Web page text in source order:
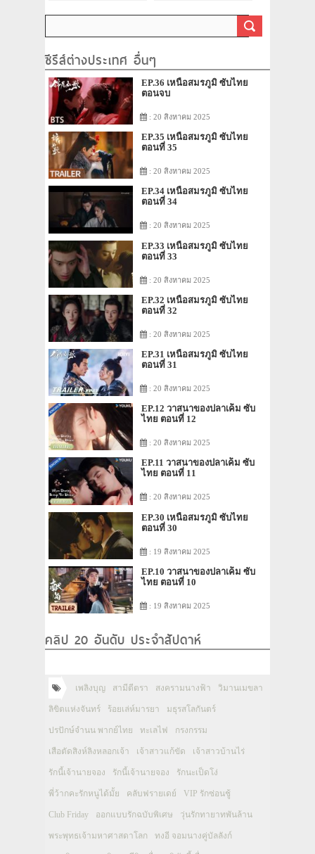
ซีรีส์ต่างประเทศ อื่นๆ
EP.36 เหนือสมรภูมิ ซับไทย
ตอนจบ
: 20 สิงหาคม 2025
EP.35 เหนือสมรภูมิ ซับไทย
ตอนที่ 35
: 20 สิงหาคม 2025
EP.34 เหนือสมรภูมิ ซับไทย
ตอนที่ 34
: 20 สิงหาคม 2025
EP.33 เหนือสมรภูมิ ซับไทย
ตอนที่ 33
: 20 สิงหาคม 2025
EP.32 เหนือสมรภูมิ ซับไทย
ตอนที่ 32
: 20 สิงหาคม 2025
EP.31 เหนือสมรภูมิ ซับไทย
ตอนที่ 31
: 20 สิงหาคม 2025
EP.12 วาสนาของปลาเค็ม ซับ
ไทย ตอนที่ 12
: 20 สิงหาคม 2025
EP.11 วาสนาของปลาเค็ม ซับ
ไทย ตอนที่ 11
: 20 สิงหาคม 2025
EP.30 เหนือสมรภูมิ ซับไทย
ตอนที่ 30
: 19 สิงหาคม 2025
EP.10 วาสนาของปลาเค็ม ซับ
ไทย ตอนที่ 10
: 19 สิงหาคม 2025
คลิป 20 อันดับ ประจำสัปดาห์
เพลิงบุญ สามีตีตรา สงครามนางฟ้า วิมานเมขลา
ลิขิตแห่งจันทร์ ร้อยเล่ห์มารยา มธุรสโลกันตร์
ปรปักษ์จำนน พากย์ไทย ทะเลไฟ กรงกรรม
เสือตัดสิงห์ลิงหลอกเจ้า เจ้าสาวแก้ขัด เจ้าสาวบ้านไร่
รักนี้เจ้านายจอง รักนี้เจ้านายจอง รักนะเป็ดโง่
พี่ว้ากคะรักหนูได้มั้ย คลับฟรายเดย์ VIP รักซ่อนชู้
Club Friday ออกแบบรักฉบับพิเศษ วุ่นรักทายาทพันล้าน
พระพุทธเจ้ามหาศาสดาโลก ทงอี จอมนางคู่บัลลังก์